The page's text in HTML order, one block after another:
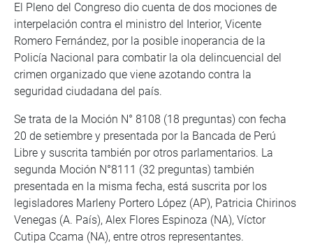
El Pleno del Congreso dio cuenta de dos mociones de
interpelación contra el ministro del Interior, Vicente
Romero Fernández, por la posible inoperancia de la
Policía Nacional para combatir la ola delincuencial del
crimen organizado que viene azotando contra la
seguridad ciudadana del país.
Se trata de la Moción N° 8108 (18 preguntas) con fecha
20 de setiembre y presentada por la Bancada de Perú
Libre y suscrita también por otros parlamentarios. La
segunda Moción N°8111 (32 preguntas) también
presentada en la misma fecha, está suscrita por los
legisladores Marleny Portero López (AP), Patricia Chirinos
Venegas (A. País), Alex Flores Espinoza (NA), Víctor
Cutipa Ccama (NA), entre otros representantes.